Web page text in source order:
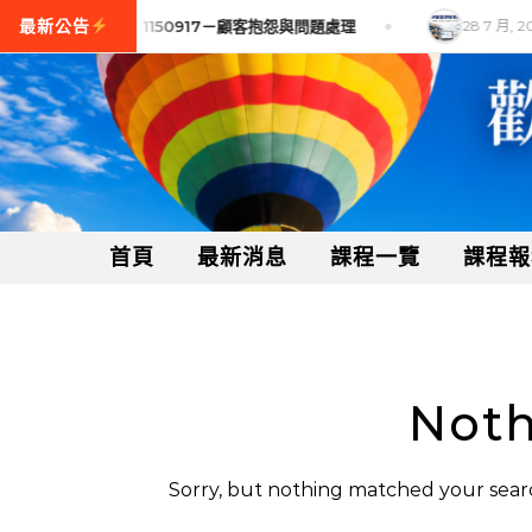
Skip to content
2026【訓練課程】1150917－顧客抱怨與問題處理 28 7 月,
首頁 最新消息 課程一覽 課程
Sorry, but nothing matched your